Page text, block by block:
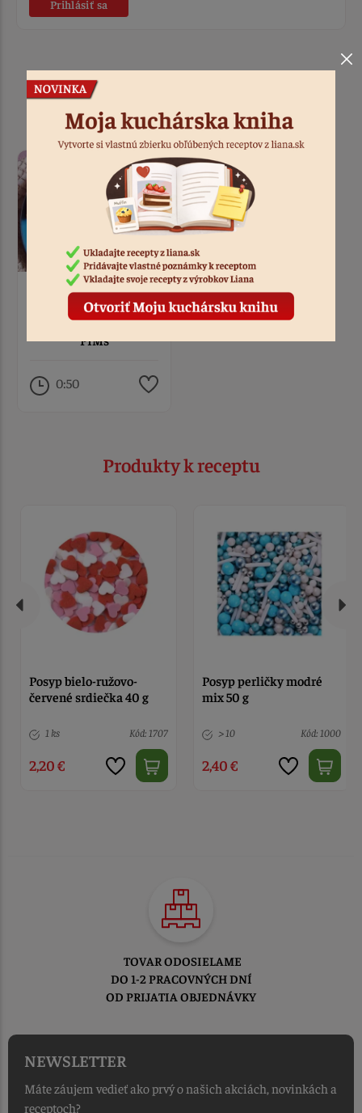
Prihlásiť sa
Podobné recepty
Magda
Bezlepkové piškóty
PIMs
0:50
Produkty k receptu
Posyp bielo-ružovo-
červené srdiečka 40 g
1 ks Kód: 1707
2,20 €
Posyp perličky modré
mix 50 g
> 10 Kód: 1000
2,40 €
TOVAR ODOSIELAME
DO 1-2 PRACOVNÝCH DNÍ
OD PRIJATIA OBJEDNÁVKY
NEWSLETTER
Máte záujem vedieť ako prvý o našich akciách, novinkách a
receptoch?